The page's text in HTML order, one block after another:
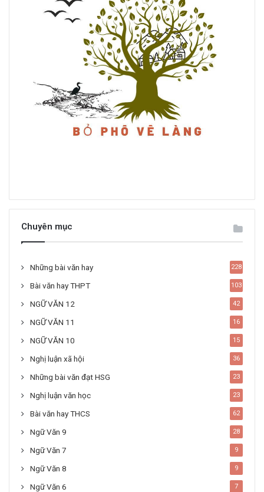
Chuyên mục
Những bài văn hay 228
Bài văn hay THPT 103
NGỮ VĂN 12 42
NGỮ VĂN 11 16
NGỮ VĂN 10 15
Nghị luận xã hội 36
Những bài văn đạt HSG 23
Nghị luận văn học 23
Bài văn hay THCS 62
Ngữ Văn 9 28
Ngữ Văn 7 9
Ngữ Văn 8 9
Ngữ Văn 6 7